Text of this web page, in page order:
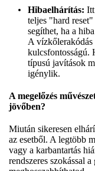
Hibaelhárítás:
teljes "hard reset"
segíthet, ha a
A vízkőlerakódás
kulcsfontosságú.
típusú javítások
igénylik.
A megelőzés
jövőben?
Miután sikeresen
az esetből. A legtöbb
vagy a karbantartás
rendszeres szokással